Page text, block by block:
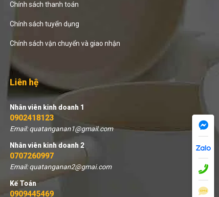
Chính sách thanh toán
Chính sách tuyển dụng
Chính sách vận chuyển và giao nhận
Liên hệ
Nhân viên kinh doanh 1
0902418123
Email: quatanganan1@gmail.com
Nhân viên kinh doanh 2
0707260997
Email: quatanganan2@gmai.com
Kế Toán
0909445469